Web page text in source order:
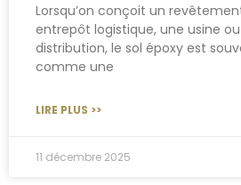
Lorsqu’on conçoit un
entrepôt logistique, une usine
distribution, le sol époxy est
comme une
LIRE PLUS >>
11 décembre 2025